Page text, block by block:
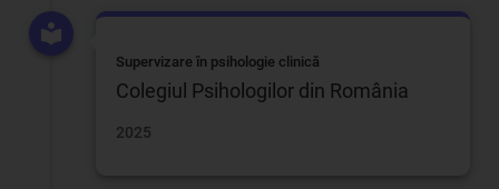
Supervizare în psihologie clinică
Colegiul Psihologilor din România
2025